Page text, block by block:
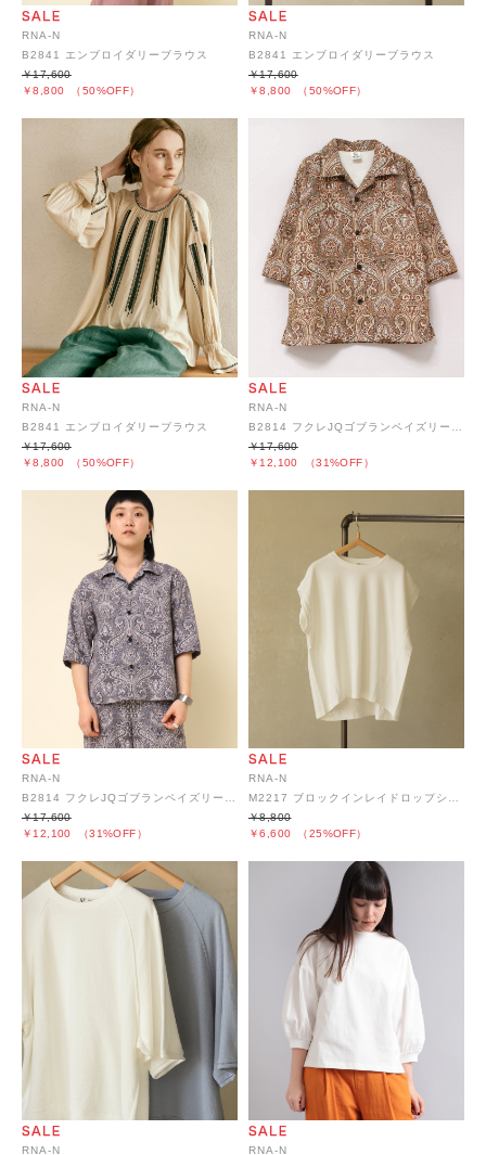
RNA-N
B2841 エンブロイダリーブラウス
￥8,800 （50%OFF）
￥17,600
RNA-N
B2841 エンブロイダリーブラウス
￥8,800 （50%OFF）
￥17,600
RNA-N
B2841 エンブロイダリーブラウス
￥8,800 （50%OFF）
￥17,600
RNA-N
￥12,100 （31%OFF）
￥17,600
RNA-N
B2814 フクレJQゴブランペイズリーシャツ
￥12,100 （31%OFF）
￥17,600
RNA-N
M2217 ブロックインレイドロップショルダープルオーバー
￥6,600 （25%OFF）
￥8,800
RNA-N
RNA-N